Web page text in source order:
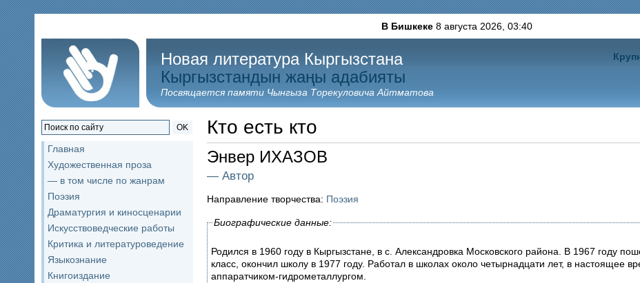
В Бишкеке8 августа 2026, 03:40
Новая литература Кыргызстана
Кыргызстандын жаңы адабияты
Посвящается памяти Чынгыза Торекуловича Айтматова
OK
Главная
Художественная проза
— в том числе по жанрам
Поэзия
Драматургия и киносценарии
Искусствоведческие работы
Критика и литературоведение
Языкознание
Книгоиздание
Кто есть кто
Энвер ИХАЗОВ
— Автор
Направление творчества: Поэзия
Биографические данные:
Родился в 1960 году в Кыргызстане, в с. Александровка Московского района. В 1967 году
класс, окончил школу в 1977 году. Работал в школах около четырнадцати лет, в настоящее
аппаратчиком-гидрометаллургом.